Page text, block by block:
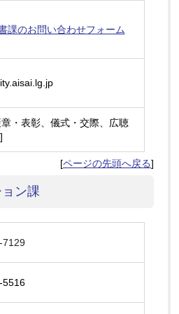
課のお問い合わせフォーム
・表彰、儀式・交際、広聴
[ページの先頭へ戻る]
ン課
7129
5516